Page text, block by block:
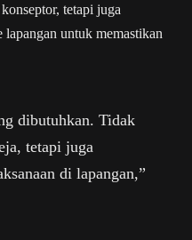
tetapi juga
untuk memastikan
dibutuhkan. Tidak
tetapi juga
di lapangan,”